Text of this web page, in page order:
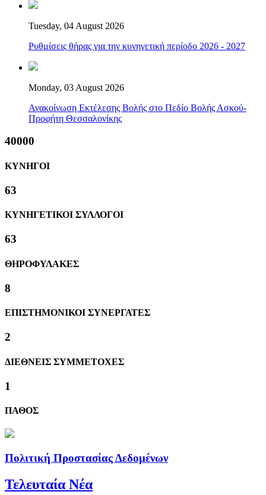
Tuesday, 04 August 2026
Ρυθμίσεις θήρας για την κυνηγετική περίοδο 2026 - 2027
Monday, 03 August 2026
Ανακοίνωση Εκτέλεσης Βολής στο Πεδίο Βολής Ασκού-
Προφήτη Θεσσαλονίκης
40000
ΚΥΝΗΓΟΙ
63
ΚΥΝΗΓΕΤΙΚΟΙ ΣΥΛΛΟΓΟΙ
63
ΘΗΡΟΦΥΛΑΚΕΣ
8
ΕΠΙΣΤΗΜΟΝΙΚΟΙ ΣΥΝΕΡΓΑΤΕΣ
2
ΔΙΕΘΝΕΙΣ ΣΥΜΜΕΤΟΧΕΣ
1
ΠΑΘΟΣ
Πολιτική Προστασίας Δεδομένων
Τελευταία Νέα